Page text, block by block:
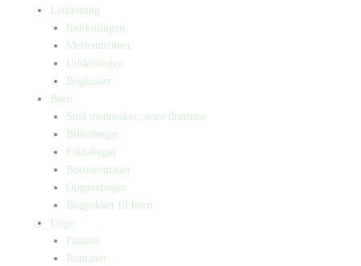
Letlæsning
Indskolingen
Mellemtrinnet
Udskolingen
Bogkasser
Børn
Små mennesker, store drømme
Billedbøger
Faktabøger
Børneromaner
Opgavebøger
Bogpakker til børn
Unge
Fantasy
Romaner